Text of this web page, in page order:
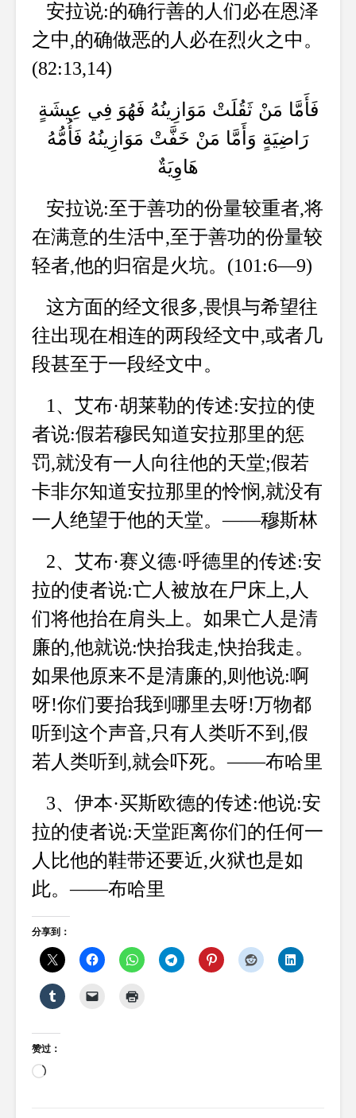
安拉说:的确行善的人们必在恩泽
之中,的确做恶的人必在烈火之中。
(82:13,14)
فَأَمَّا مَنْ ثَقُلَتْ مَوَازِينُهُ فَهُوَ فِي عِيشَةٍ
رَاضِيَةٍ وَأَمَّا مَنْ خَفَّتْ مَوَازِينُهُ فَأُمُّهُ
هَاوِيَةٌ
安拉说:至于善功的份量较重者,将
在满意的生活中,至于善功的份量较
轻者,他的归宿是火坑。(101:6—9)
这方面的经文很多,畏惧与希望往
往出现在相连的两段经文中,或者几
段甚至于一段经文中。
1、艾布·胡莱勒的传述:安拉的使
者说:假若穆民知道安拉那里的惩
罚,就没有一人向往他的天堂;假若
卡非尔知道安拉那里的怜悯,就没有
一人绝望于他的天堂。——穆斯林
2、艾布·赛义德·呼德里的传述:安
拉的使者说:亡人被放在尸床上,人
们将他抬在肩头上。如果亡人是清
廉的,他就说:快抬我走,快抬我走。
如果他原来不是清廉的,则他说:啊
呀!你们要抬我到哪里去呀!万物都
听到这个声音,只有人类听不到,假
若人类听到,就会吓死。——布哈里
3、伊本·买斯欧德的传述:他说:安
拉的使者说:天堂距离你们的任何一
人比他的鞋带还要近,火狱也是如
此。——布哈里
分享到：
赞过：
正